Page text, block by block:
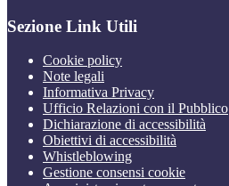
Sezione Link Utili
Cookie policy
Note legali
Informativa Privacy
Ufficio Relazioni con il Pubblico
Dichiarazione di accessibilità
Obiettivi di accessibilità
Whistleblowing
Gestione consensi cookie